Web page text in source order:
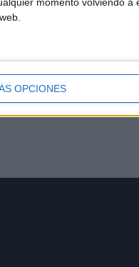
momento volviendo
OPCIONES
convocado un minuto
del recuerdo solidario